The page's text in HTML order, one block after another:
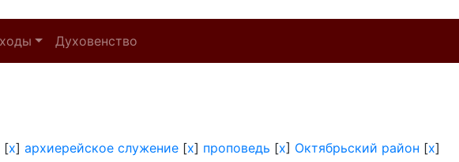
Духовенство
[x] архиерейское служение [x] проповедь [x] Октябрьский район [x]